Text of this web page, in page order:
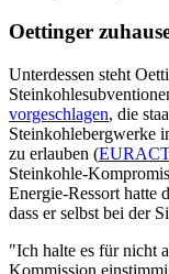
Oettinger
Unterdessen steht
vorgeschlagen, die
Steinkohlebergwerke
zu erlauben (
Steinkohle-
Energie-Ressort hatte
dass er selbst bei der
"Ich halte es für nicht
Kommission